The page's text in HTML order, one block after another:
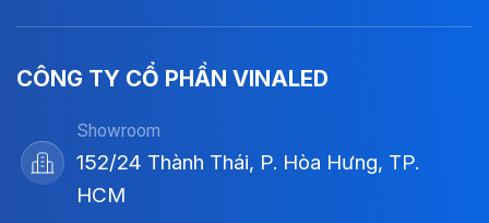
CÔNG TY CỔ PHẦN VINALED
Showroom
152/24 Thành Thái, P. Hòa Hưng, TP.
HCM